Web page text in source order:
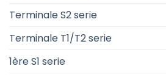
Terminale S2 serie
Terminale T1/T2 serie
1ère S1 serie